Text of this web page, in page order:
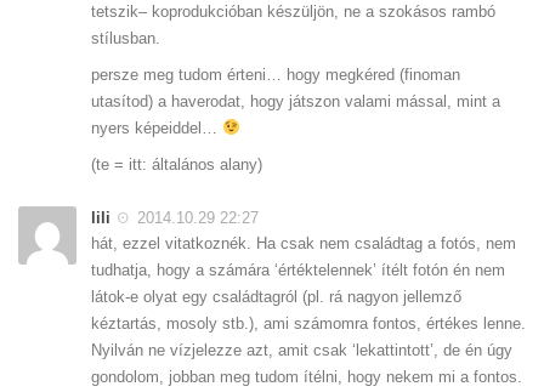
tetszik– koprodukcióban készüljön, ne a szokásos rambó
stílusban.
persze meg tudom érteni… hogy megkéred (finoman
utasítod) a haverodat, hogy játszon valami mással, mint a
nyers képeiddel…
(te = itt: általános alany)
lili
2014.10.29 22:27
hát, ezzel vitatkoznék. Ha csak nem családtag a fotós, nem
tudhatja, hogy a számára ‘értéktelennek’ ítélt fotón én nem
látok-e olyat egy családtagról (pl. rá nagyon jellemző
kéztartás, mosoly stb.), ami számomra fontos, értékes lenne.
Nyilván ne vízjelezze azt, amit csak ‘lekattintott’, de én úgy
gondolom, jobban meg tudom ítélni, hogy nekem mi a fontos.